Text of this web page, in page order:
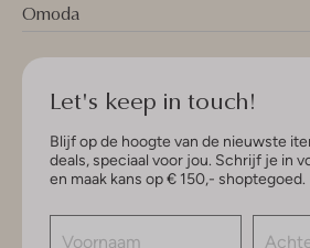
Omoda
Let's keep in touch!
Blijf op de hoogte van de nieuwste
deals, speciaal voor jou. Schrijf je in
en maak kans op € 150,- shoptegoed.